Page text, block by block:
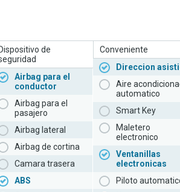
Dispositivo de
Airbag para el
conductor
Airbag para el
pasajero
Airbag lateral
Airbag de cortina
Camara trasera
ABS
Conveniente
Direccion
Aire
automatico
Smart Key
Maletero
electronico
Ventanillas
electronicas
Piloto